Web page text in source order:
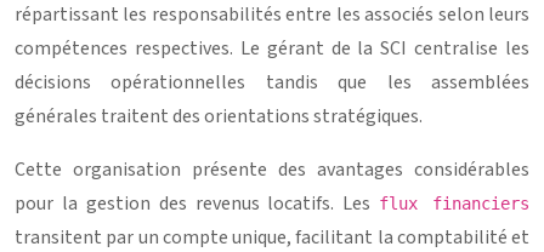
répartissant les responsabilités entre les associés selon leurs
compétences respectives. Le gérant de la SCI centralise les
décisions opérationnelles tandis que les assemblées
générales traitent des orientations stratégiques.
Cette organisation présente des avantages considérables
pour la gestion des revenus locatifs. Les flux financiers
transitent par un compte unique, facilitant la comptabilité et